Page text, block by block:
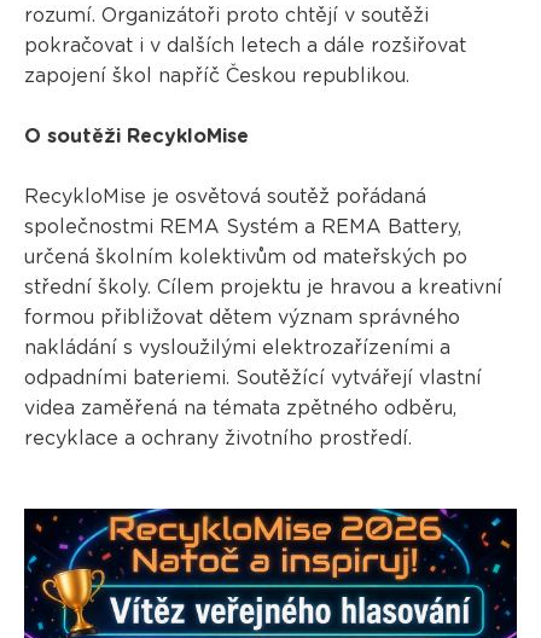
rozumí. Organizátoři proto chtějí v soutěži
pokračovat i v dalších letech a dále rozšiřovat
zapojení škol napříč Českou republikou.
O soutěži RecykloMise
RecykloMise je osvětová soutěž pořádaná
společnostmi REMA Systém a REMA Battery,
určená školním kolektivům od mateřských po
střední školy. Cílem projektu je hravou a kreativní
formou přibližovat dětem význam správného
nakládání s vysloužilými elektrozařízeními a
odpadními bateriemi. Soutěžící vytvářejí vlastní
videa zaměřená na témata zpětného odběru,
recyklace a ochrany životního prostředí.